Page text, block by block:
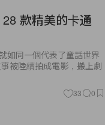
款精美的卡通
如同一個代表了童話世界
被陸續拍成電影，搬上劇
33 0